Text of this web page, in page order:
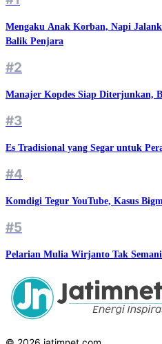
Mengaku Anak Korban, Napi
Balik Penjara
#2
Manajer Kopdes Siap Diterjunkan,
#3
Es Tradisional yang Segar untuk
#4
Komdigi Tegur YouTube, Kasus
#5
Pelarian Mulia Wirjanto Tak